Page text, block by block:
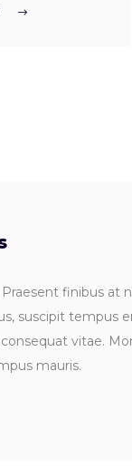
finibus at
suscipit tempus
vitae.
mauris.